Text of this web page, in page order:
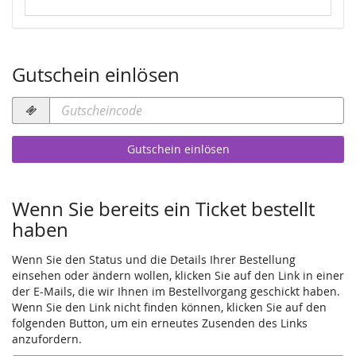
Keine Veranstaltungen
Gutschein einlösen
Gutscheincode
erforderlich
Gutschein einlösen
Wenn Sie bereits ein Ticket bestellt
haben
Wenn Sie den Status und die Details Ihrer Bestellung
einsehen oder ändern wollen, klicken Sie auf den Link in einer
der E-Mails, die wir Ihnen im Bestellvorgang geschickt haben.
Wenn Sie den Link nicht finden können, klicken Sie auf den
folgenden Button, um ein erneutes Zusenden des Links
anzufordern.